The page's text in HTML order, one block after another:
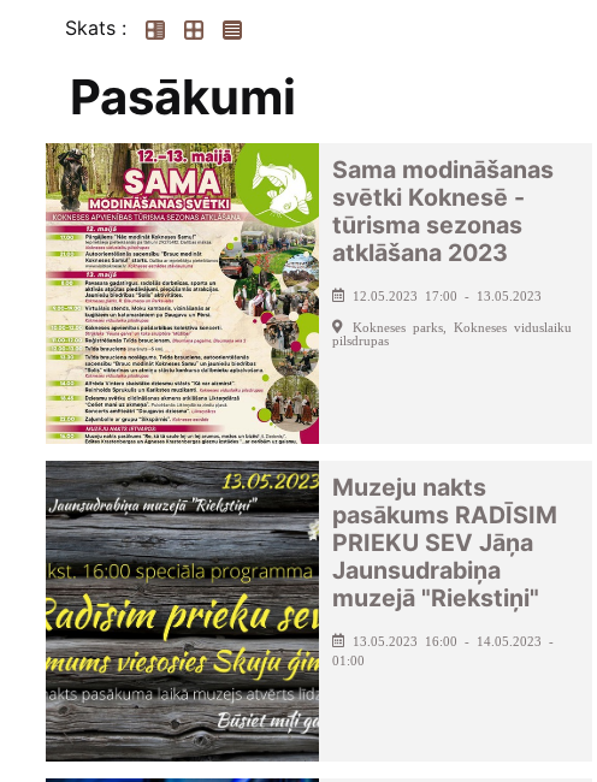
Skats :
Pasākumi
Sama modināšanas
svētki Koknesē -
tūrisma sezonas
atklāšana 2023
12.05.2023 17:00 - 13.05.2023
Kokneses parks, Kokneses viduslaiku
pilsdrupas
Muzeju nakts
pasākums RADĪSIM
PRIEKU SEV Jāņa
Jaunsudrabiņa
muzejā "Riekstiņi"
13.05.2023 16:00 - 14.05.2023 -
01:00